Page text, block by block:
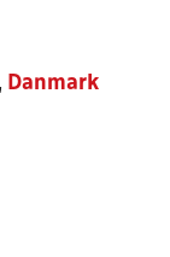
, Danmark